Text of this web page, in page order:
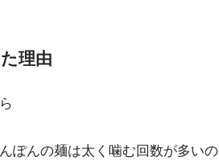
理由
ぽんの麺は太く噛む回数が多いの